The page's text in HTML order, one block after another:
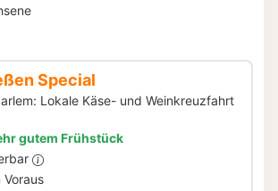
Special
Lokale Käse- und Weinkreuzfahrt
gutem Frühstück
Voraus